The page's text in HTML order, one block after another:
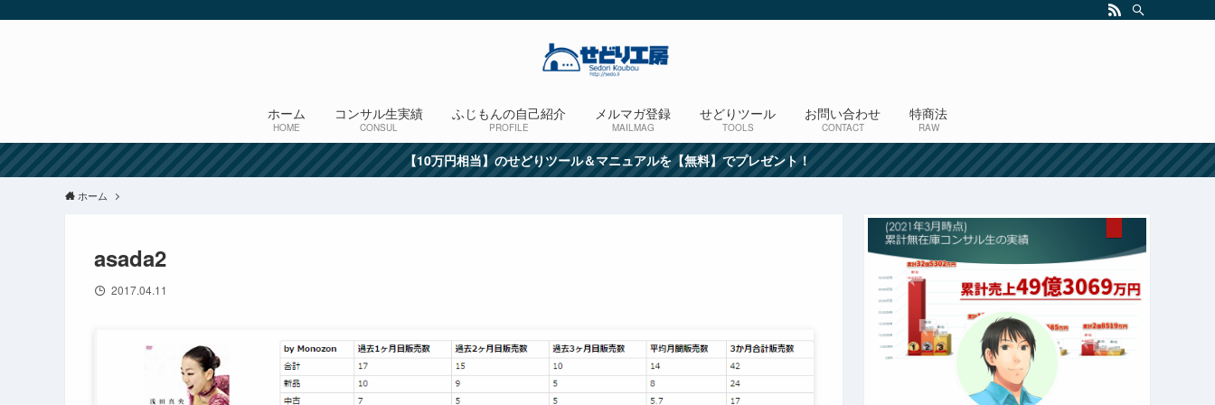
ホーム
HOME
コンサル生実績
CONSUL
ふじもんの自己紹介
PROFILE
メルマガ登録
MAILMAG
せどりツール
TOOLS
お問い合わせ
CONTACT
特商法
RAW
【10万円相当】のせどりツール＆マニュアルを【無料】でプレゼント！
ホーム
asada2
2017.04.11